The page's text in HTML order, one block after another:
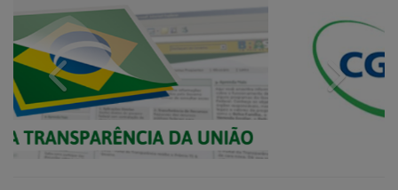
Previous Next